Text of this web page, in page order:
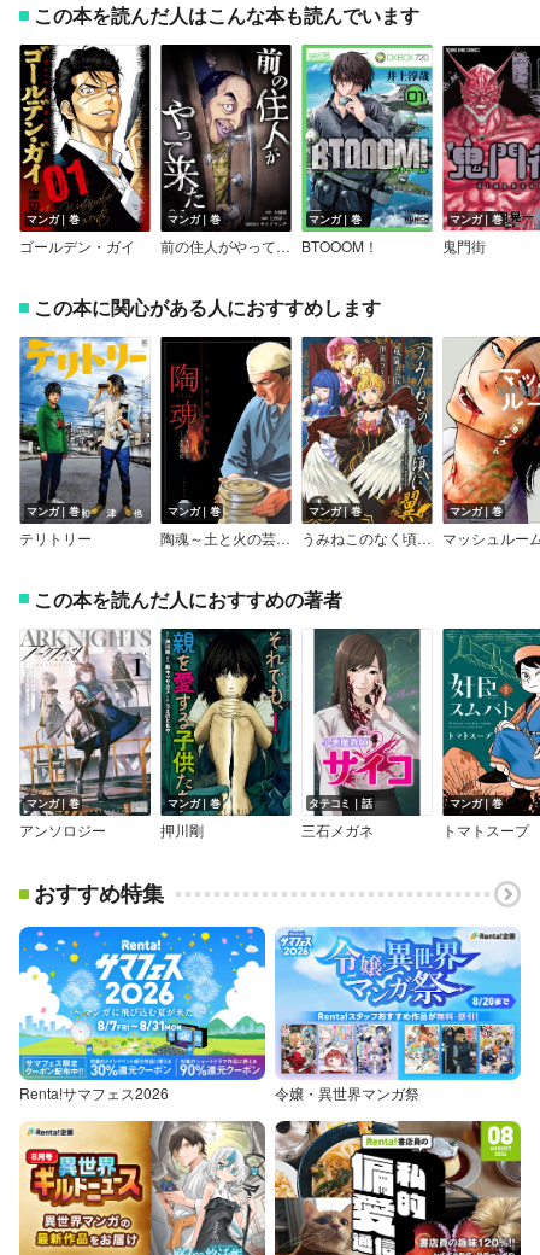
この本を読んだ人はこんな本も読んでいます
マンガ｜巻
ゴールデン・ガイ
マンガ｜巻
前の住人がやって来た【単行本版】
マンガ｜巻
BTOOOM！
マンガ｜巻
鬼門街
この本に関心がある人におすすめします
マンガ｜巻
テリトリー
マンガ｜巻
陶魂～土と火の芸術～
マンガ｜巻
うみねこのなく頃に翼
マンガ｜巻
マッシュルー
この本を読んだ人におすすめの著者
マンガ｜巻
アンソロジー
マンガ｜巻
押川剛
タテコミ｜話
三石メガネ
マンガ｜巻
トマトスープ
おすすめ特集
Renta!サマフェス2026 令嬢・異世界マンガ祭